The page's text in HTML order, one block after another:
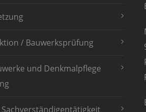
/ Bauwerksprüfung
und Denkmalpflege